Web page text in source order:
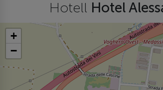
Hotell Hotel
+
−